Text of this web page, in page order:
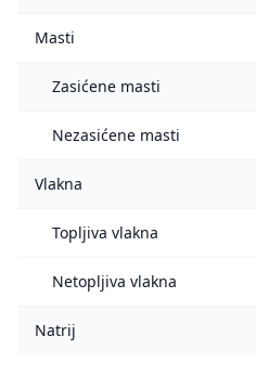
Masti
Zasićene masti
Nezasićene masti
Vlakna
Topljiva vlakna
Netopljiva vlakna
Natrij